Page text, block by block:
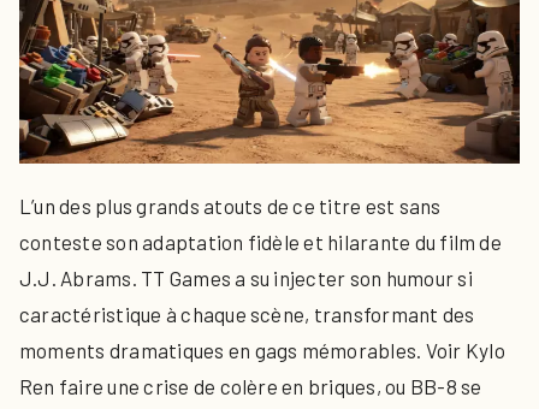
L’un des plus grands atouts de ce titre est sans
conteste son adaptation fidèle et hilarante du film de
J.J. Abrams. TT Games a su injecter son humour si
caractéristique à chaque scène, transformant des
moments dramatiques en gags mémorables. Voir Kylo
Ren faire une crise de colère en briques, ou BB-8 se